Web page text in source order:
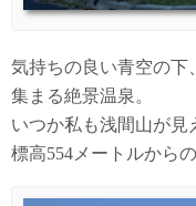
気持ちの良い青空の下
集まる絶景温泉。
いつか私も浅間山が
標高554メートルから